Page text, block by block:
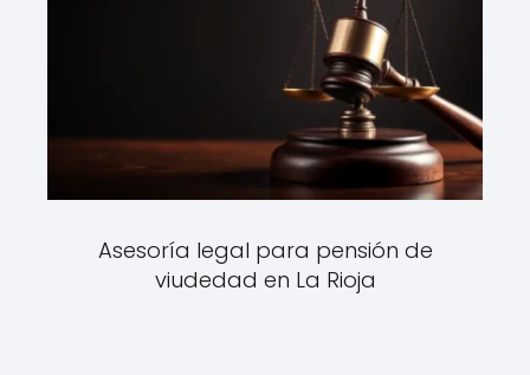
Asesoría legal para pensión de
viudedad en La Rioja